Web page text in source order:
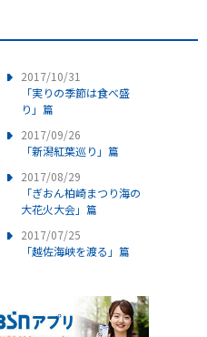
2017/10/31
「実りの季節は食べ盛
り」篇
2017/09/26
「新潟紅葉巡り」篇
2017/08/29
「ぎおん柏崎まつり海の
大花火大会」篇
2017/07/25
「越佐海峡を渡る」篇